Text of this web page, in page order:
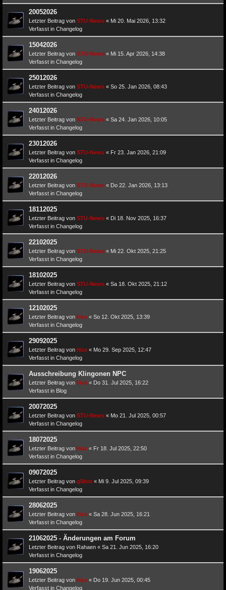
20052026
Letzter Beitrag von STU-News « Mi 20. Mai 2026, 13:32
Verfasst in Changelog
15042026
Letzter Beitrag von STU-News « Mi 15. Apr 2026, 14:38
Verfasst in Changelog
25012026
Letzter Beitrag von STU-News « So 25. Jan 2026, 08:43
Verfasst in Changelog
24012026
Letzter Beitrag von STU-News « Sa 24. Jan 2026, 10:05
Verfasst in Changelog
23012026
Letzter Beitrag von STU-News « Fr 23. Jan 2026, 21:09
Verfasst in Changelog
22012026
Letzter Beitrag von STU-News « Do 22. Jan 2026, 13:13
Verfasst in Changelog
18112025
Letzter Beitrag von STU-News « Di 18. Nov 2025, 16:37
Verfasst in Changelog
22102025
Letzter Beitrag von STU-News « Mi 22. Okt 2025, 21:25
Verfasst in Changelog
18102025
Letzter Beitrag von STU-News « Sa 18. Okt 2025, 21:12
Verfasst in Changelog
12102025
Letzter Beitrag von Hux « So 12. Okt 2025, 13:39
Verfasst in Changelog
29092025
Letzter Beitrag von Hux « Mo 29. Sep 2025, 12:47
Verfasst in Changelog
Ausschreibung Klingonen NPC
Letzter Beitrag von Hux « Do 31. Jul 2025, 16:22
Verfasst in Blog
20072025
Letzter Beitrag von STU-News « Mo 21. Jul 2025, 00:57
Verfasst in Changelog
18072025
Letzter Beitrag von Hux « Fr 18. Jul 2025, 22:50
Verfasst in Changelog
09072025
Letzter Beitrag von g5bot « Mi 9. Jul 2025, 09:39
Verfasst in Changelog
28062025
Letzter Beitrag von Hux « Sa 28. Jun 2025, 16:21
Verfasst in Changelog
21062025 - Änderungen am Forum
Letzter Beitrag von Rahaen « Sa 21. Jun 2025, 16:20
Verfasst in Changelog
19062025
Letzter Beitrag von Hux « Do 19. Jun 2025, 00:45
Verfasst in Changelog